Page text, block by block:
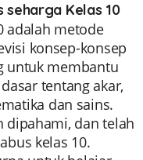
Kelas 10
adalah metode
konsep-konsep
untuk membantu
tentang akar,
dan sains.
dipahami, dan telah
kelas 10.